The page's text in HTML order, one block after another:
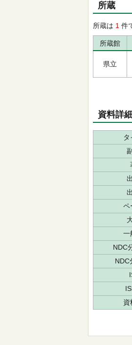
所蔵
所蔵は 1 件
所蔵館
県立
資料詳細
ペ
一
NDC
NDC
資